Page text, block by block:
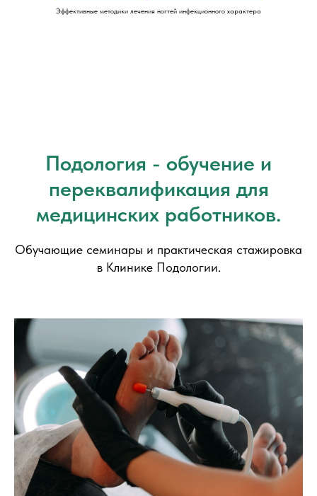
Эффективные методики лечения ногтей инфекционного характера
Подология - обучение и
переквалификация для
медицинских работников.
Обучающие семинары и практическая стажировка
в Клинике Подологии.